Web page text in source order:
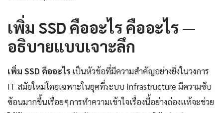
เพิ่ม SSD คืออะไร คืออะไร —
อธิบายแบบเจาะลึก
เพิ่ม SSD คืออะไร เป็นหัวข้อที่มีความสำคัญอย่างยิ่งในวงการ
IT สมัยใหม่โดยเฉพาะในยุคที่ระบบ Infrastructure มีความซับ
ซ้อนมากขึ้นเรื่อยๆการทำความเข้าใจเรื่องนี้อย่างถ่องแท้จะช่วย